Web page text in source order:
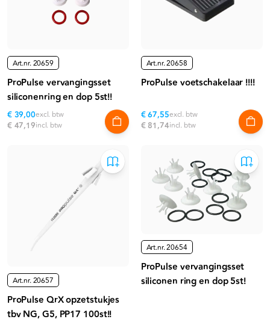
Art.nr.20659
ProPulse vervangingsset
siliconenring en dop 5st!!
€ 39,00excl. btw
€ 47,19incl. btw
Art.nr.20658
ProPulse voetschakelaar !!!!
€ 67,55excl. btw
€ 81,74incl. btw
Art.nr.20657
ProPulse QrX opzetstukjes
tbv NG, G5, PP17 100st!!
Art.nr.20654
ProPulse vervangingsset
siliconen ring en dop 5st!